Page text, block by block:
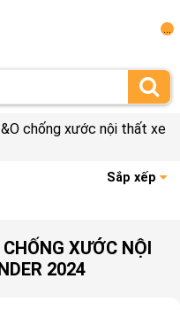
chống xước nội thất xe
Sắp xếp
XƯỚC NỘI
2024